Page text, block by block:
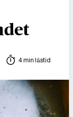
4 min lästid